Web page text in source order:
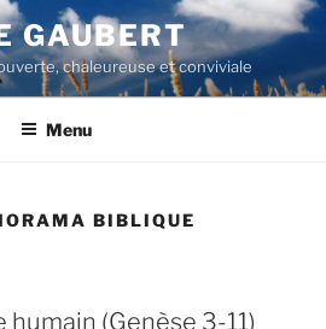
GAUBERT
chaleureuse et conviviale
Menu
BIBLIQUE
humain (Genèse 3-11)